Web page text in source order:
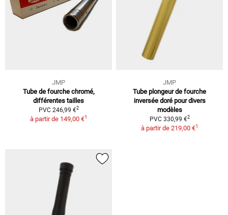
JMP
Tube de fourche chromé,
différentes tailles
PVC 246,99 €2
à partir de 149,00 €1
JMP
Tube plongeur de fourche
inversée doré pour divers
modèles
PVC 330,99 €2
à partir de 219,00 €1